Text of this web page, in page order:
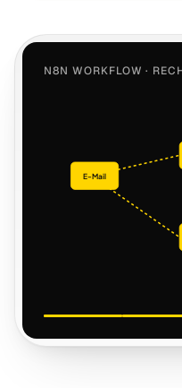
N8N WORKFLOW ·
E-Mail